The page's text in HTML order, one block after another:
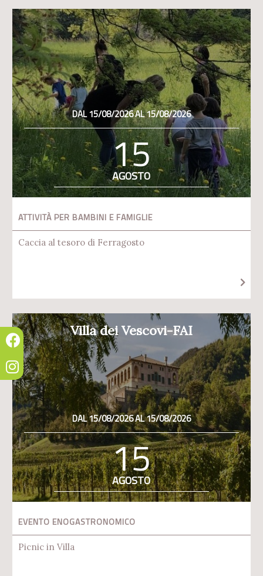
DAL 15/08/2026 AL 15/08/2026
15
AGOSTO
ATTIVITÀ PER BAMBINI E FAMIGLIE
Caccia al tesoro di Ferragosto
Villa dei Vescovi-FAI
DAL 15/08/2026 AL 15/08/2026
15
AGOSTO
EVENTO ENOGASTRONOMICO
Picnic in Villa